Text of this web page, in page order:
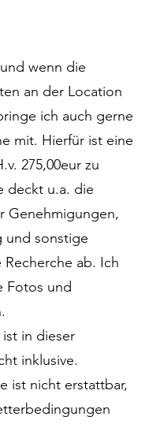
wenn die
an der Location
ich auch gerne
mit. Hierfür ist eine
275,00eur zu
deckt u.a. die
Genehmigungen,
und sonstige
ab. Ich
Fotos und
in dieser
inklusive.
ist nicht erstattbar,